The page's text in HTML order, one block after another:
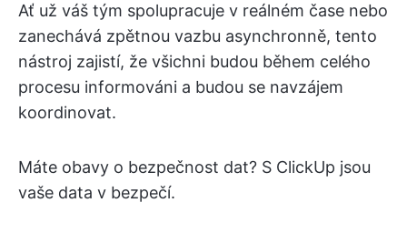
Ať už váš tým spolupracuje v reálném čase nebo
zanechává zpětnou vazbu asynchronně, tento
nástroj zajistí, že všichni budou během celého
procesu informováni a budou se navzájem
koordinovat.
Máte obavy o bezpečnost dat? S ClickUp jsou
vaše data v bezpečí.